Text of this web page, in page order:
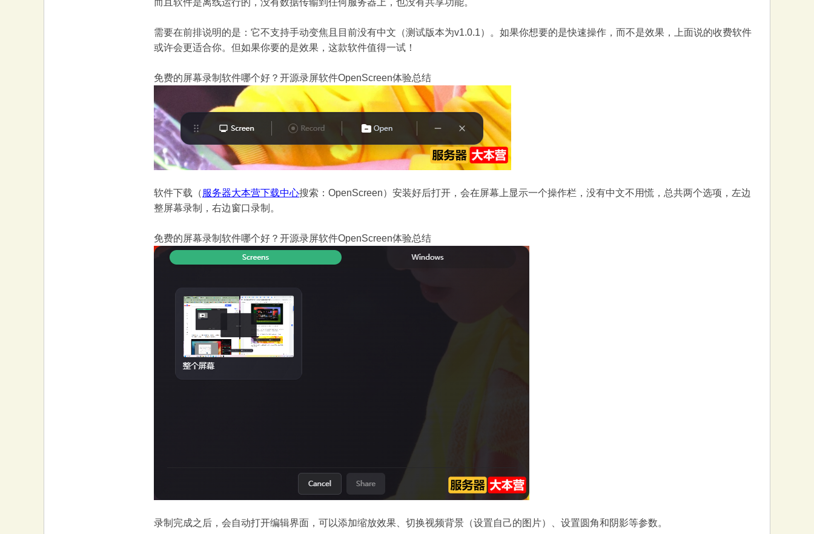
而且软件是离线运行的，没有数据传输到任何服务器上，也没有共享功能。
需要在前排说明的是：它不支持手动变焦且目前没有中文（测试版本为v1.0.1）。如果你想要的是快速操作，而不是效果，上面说的收费软件
或许会更适合你。但如果你要的是效果，这款软件值得一试！
免费的屏幕录制软件哪个好？开源录屏软件OpenScreen体验总结
软件下载（ 服务器大本营下载中心搜索：OpenScreen）安装好后打开，会在屏幕上显示一个操作栏，没有中文不用慌，总共两个选项，左边
整屏幕录制，右边窗口录制。
免费的屏幕录制软件哪个好？开源录屏软件OpenScreen体验总结
录制完成之后，会自动打开编辑界面，可以添加缩放效果、切换视频背景（设置自己的图片）、设置圆角和阴影等参数。